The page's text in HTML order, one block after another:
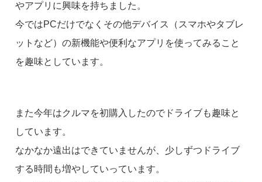
やアプリに興味を持ちました。
今ではPCだけでなくその他デバイス（スマホやタブレ
ットなど）の新機能や便利なアプリを使ってみること
を趣味としています。
また今年はクルマを初購入したのでドライブも趣味と
しています。
なかなか遠出はできていませんが、少しずつドライブ
する時間も増やしていっています。